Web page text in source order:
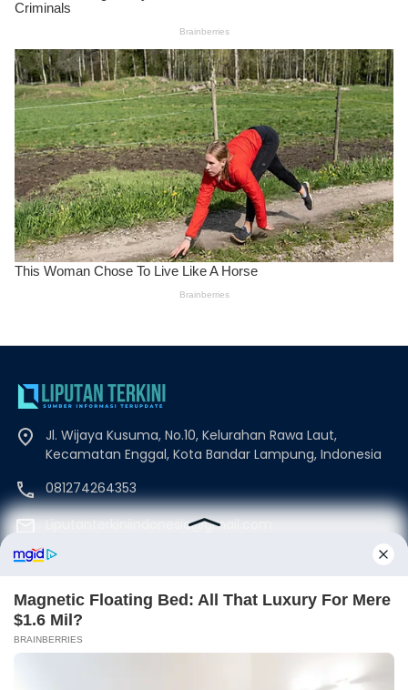
Jl. Wijaya Kusuma, No.10, Kelurahan Rawa Laut,
Kecamatan Enggal, Kota Bandar Lampung, Indonesia
081274264353
Liputanterkiniindonesia@gmail.com